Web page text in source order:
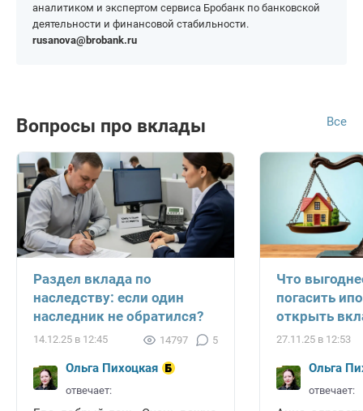
аналитиком и экспертом сервиса Бробанк по банковской
деятельности и финансовой стабильности.
rusanova@brobank.ru
Вопросы про вклады Все
Раздел вклада по
наследству: если один
наследник не обратился?
14.12.25 в 12:45 14797 5
Ольга Пихоцкая
отвечает:
Что
погасить
открыть
27.11.25 в 12:53
Ольга
отвечает: